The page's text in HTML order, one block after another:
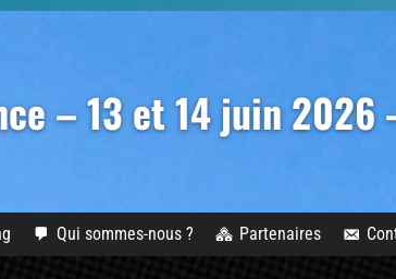
– 13 et 14 juin 2026
Qui sommes-nous ? Partenaires